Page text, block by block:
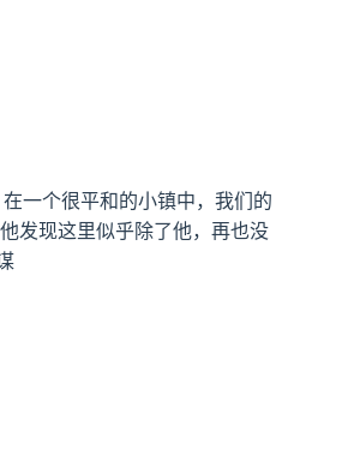
一个很平和的小镇中，我们的
发现这里似乎除了他，再也没